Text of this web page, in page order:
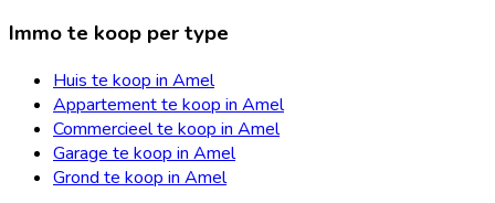
Immo te koop per type
Huis te koop in Amel
Appartement te koop in Amel
Commercieel te koop in Amel
Garage te koop in Amel
Grond te koop in Amel